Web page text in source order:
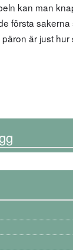
kan man
första sakerna
är just hur